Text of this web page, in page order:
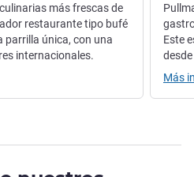
más frescas de
restaurante tipo bufé
parrilla única, con una
internacionales.
Este
Más